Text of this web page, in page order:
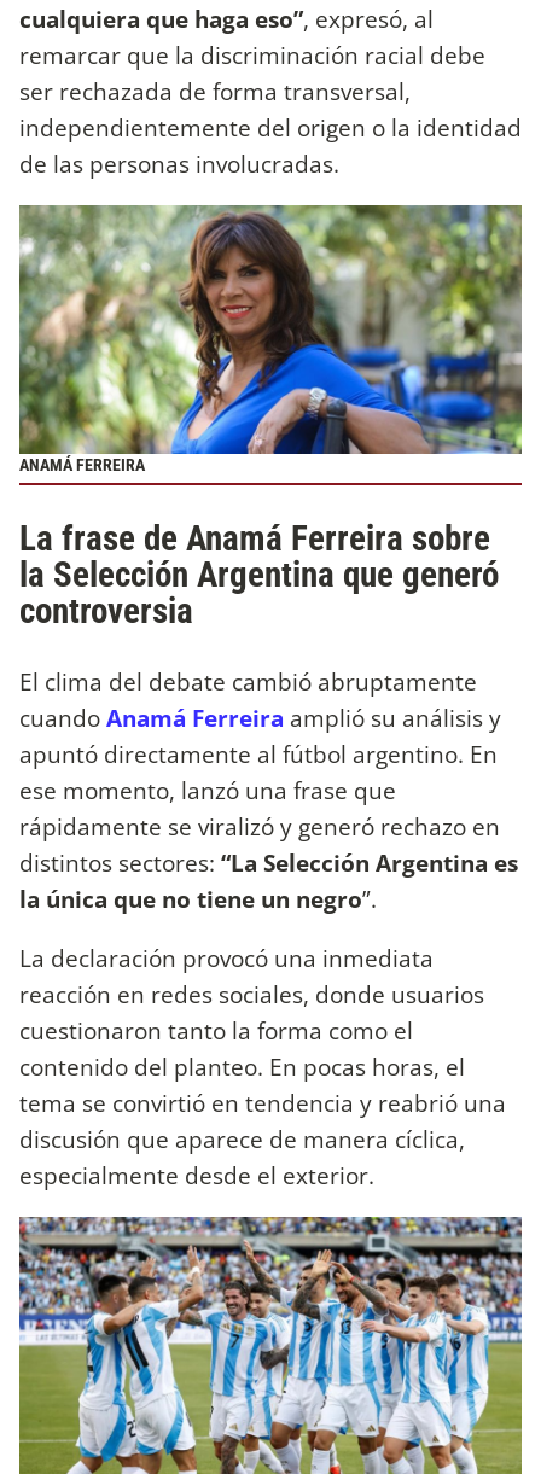
cualquiera que haga eso”, expresó, al
remarcar que la discriminación racial debe
ser rechazada de forma transversal,
independientemente del origen o la identidad
de las personas involucradas.
ANAMÁ FERREIRA
La frase de Anamá Ferreira sobre
la Selección Argentina que generó
controversia
El clima del debate cambió abruptamente
cuandoAnamá Ferreira amplió su análisis y
apuntó directamente al fútbol argentino. En
ese momento, lanzó una frase que
rápidamente se viralizó y generó rechazo en
distintos sectores: “La Selección Argentina es
la única que no tiene un negro”.
La declaración provocó una inmediata
reacción en redes sociales, donde usuarios
cuestionaron tanto la forma como el
contenido del planteo. En pocas horas, el
tema se convirtió en tendencia y reabrió una
discusión que aparece de manera cíclica,
especialmente desde el exterior.